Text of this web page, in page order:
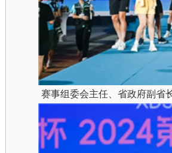
赛事组委会主任、省政府副省